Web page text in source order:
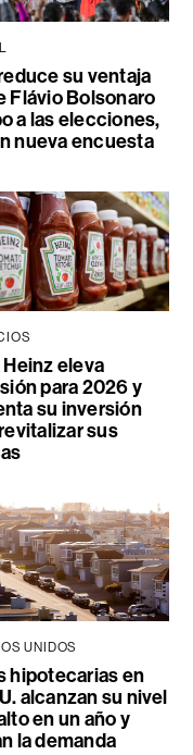
su ventaja
Flávio Bolsonaro
a las elecciones,
nueva encuesta
eleva
para 2026 y
su inversión
sus
UNIDOS
hipotecarias en
alcanzan su nivel
en un año y
la demanda